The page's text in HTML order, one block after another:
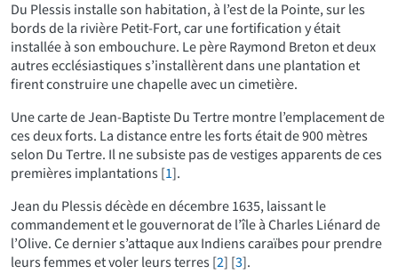
Du Plessis installe son habitation, à l’est de la Pointe, sur les
bords de la rivière Petit-Fort, car une fortification y était
installée à son embouchure. Le père Raymond Breton et deux
autres ecclésiastiques s’installèrent dans une plantation et
firent construire une chapelle avec un cimetière.
Une carte de Jean-Baptiste Du Tertre montre l’emplacement de
ces deux forts. La distance entre les forts était de 900 mètres
selon Du Tertre. Il ne subsiste pas de vestiges apparents de ces
premières implantations[1].
Jean du Plessis décède en décembre 1635, laissant le
commandement et le gouvernorat de l’île à Charles Liénard de
l’Olive. Ce dernier s’attaque aux Indiens caraïbes pour prendre
leurs femmes et voler leurs terres[2] [3].